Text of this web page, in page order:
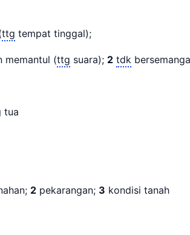
ttg tempat tinggal);
memantul (ttg suara); 2 tdk
tua
2 pekarangan; 3 kondisi tanah